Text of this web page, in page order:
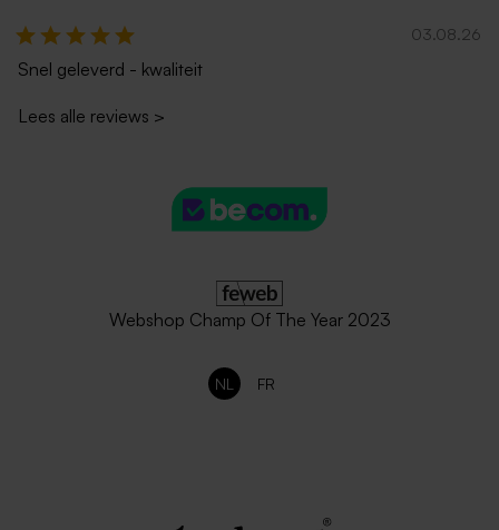
03.08.26
Snel geleverd - kwaliteit
Lees alle reviews >
Webshop Champ Of The Year 2023
NL FR